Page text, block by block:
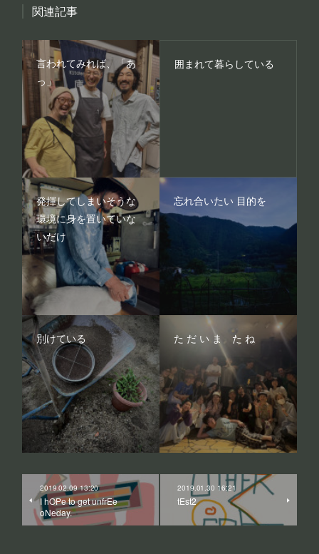
関連記事
言われてみれば、「あ
っ」
囲まれて暮らしている
発揮してしまいそうな
環境に身を置いていな
いだけ
忘れ合いたい 目的を
別けている た だ い ま た ね
2019.02.09 13:20
I hOPe to get unfrEe
oNeday.
2019.01.30 16:21
tEst2